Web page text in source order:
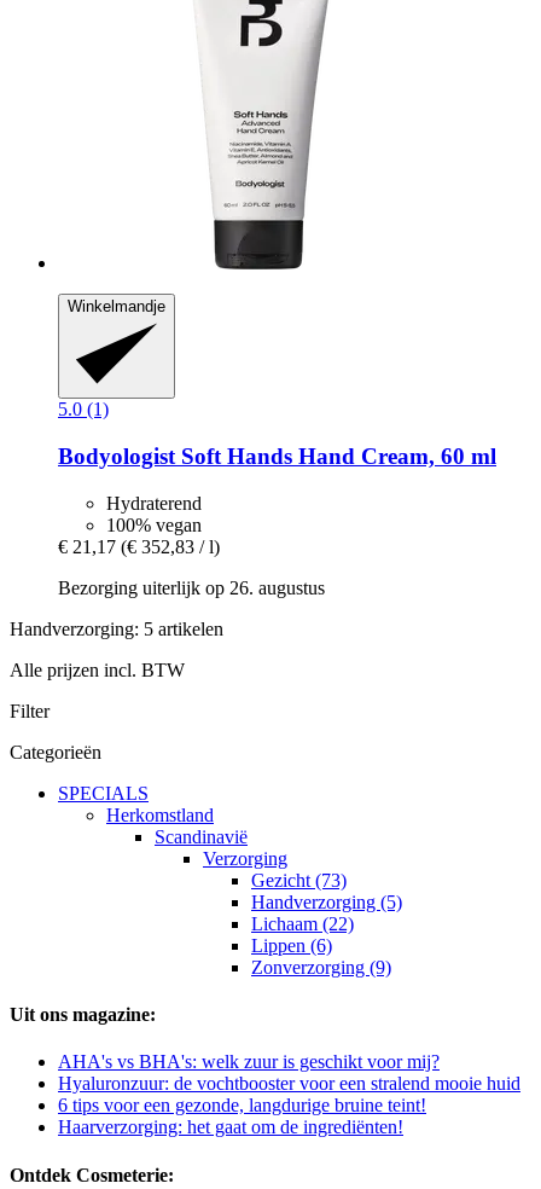
Winkelmandje
5.0 (1)
Bodyologist Soft Hands Hand Cream, 60 ml
Hydraterend
100% vegan
€ 21,17 (€ 352,83 / l)
Bezorging uiterlijk op 26. augustus
Handverzorging: 5 artikelen
Alle prijzen incl. BTW
Filter
Categorieën
SPECIALS
Herkomstland
Scandinavië
Verzorging
Gezicht (73)
Handverzorging (5)
Lichaam (22)
Lippen (6)
Zonverzorging (9)
Uit ons magazine:
AHA's vs BHA's: welk zuur is geschikt voor mij?
Hyaluronzuur: de vochtbooster voor een stralend mooie huid
6 tips voor een gezonde, langdurige bruine teint!
Haarverzorging: het gaat om de ingrediënten!
Ontdek Cosmeterie: